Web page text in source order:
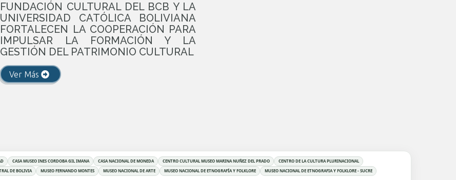
FUNDACIÓN CULTURAL DEL BCB Y LA
UNIVERSIDAD CATÓLICA BOLIVIANA
FORTALECEN LA COOPERACIÓN PARA
IMPULSAR LA FORMACIÓN Y LA
GESTIÓN DEL PATRIMONIO CULTURAL
Ver Más